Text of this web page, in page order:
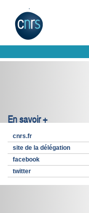
En savoir +
cnrs.fr
site de la délégation
facebook
twitter